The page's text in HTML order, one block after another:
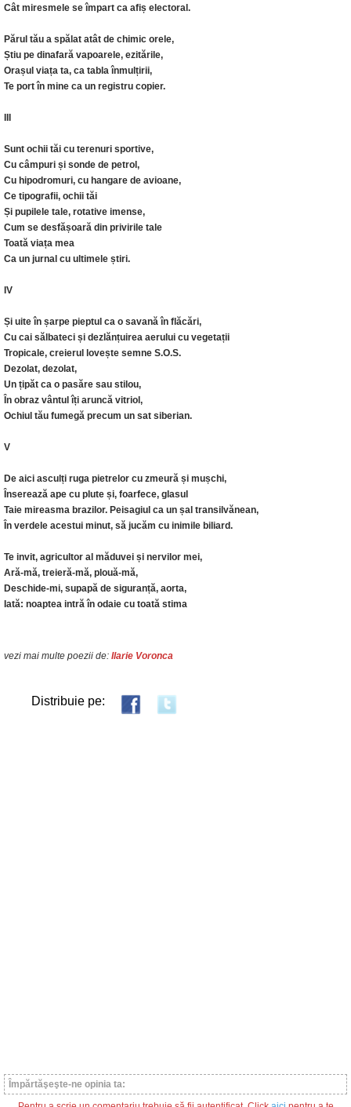
Cât miresmele se împart ca afiș electoral.
Părul tău a spălat atât de chimic orele,
Știu pe dinafară vapoarele, ezitările,
Orașul viața ta, ca tabla înmulțirii,
Te port în mine ca un registru copier.
Sunt ochii tăi cu terenuri sportive,
Cu câmpuri și sonde de petrol,
Cu hipodromuri, cu hangare de avioane,
Ce tipografii, ochii tăi
Și pupilele tale, rotative imense,
Cum se desfășoară din privirile tale
Toată viața mea
Ca un jurnal cu ultimele știri.
IV
Și uite în șarpe pieptul ca o savană în flăcări,
Cu cai sălbateci și dezlănțuirea aerului cu vegetații
Tropicale, creierul lovește semne S.O.S.
Dezolat, dezolat,
Un țipăt ca o pasăre sau stilou,
În obraz vântul îți aruncă vitriol,
Ochiul tău fumegă precum un sat siberian.
V
De aici asculți ruga pietrelor cu zmeură și mușchi,
Înserează ape cu plute și, foarfece, glasul
Taie mireasma brazilor. Peisagiul ca un șal transilvănean,
În verdele acestui minut, să jucăm cu inimile biliard.
Te invit, agricultor al măduvei și nervilor mei,
Ară-mă, treieră-mă, plouă-mă,
Deschide-mi, supapă de siguranță, aorta,
Iată: noaptea intră în odaie cu toată stima
vezi mai multe poezii de: Ilarie Voronca
Distribuie pe:
Împărtăşeşte-ne opinia ta: